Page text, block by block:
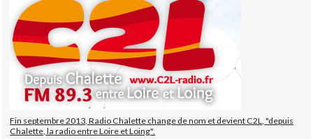
Fin septembre 2013, Radio Chalette change de nom et devient C2L, "depuis
Chalette, la radio entre Loire et Loing".